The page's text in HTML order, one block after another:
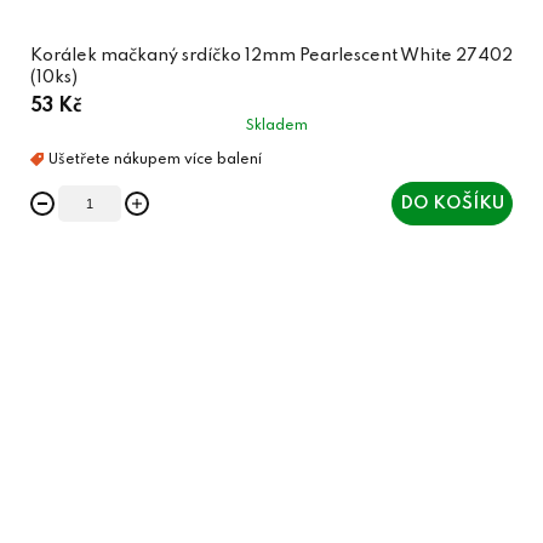
Korálek mačkaný srdíčko 12mm Pearlescent White 27402
(10ks)
53 Kč
Skladem
DO KOŠÍKU